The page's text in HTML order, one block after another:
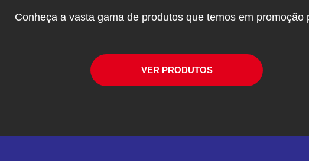
Conheça a vasta gama de produtos que temos em promoção
VER PRODUTOS